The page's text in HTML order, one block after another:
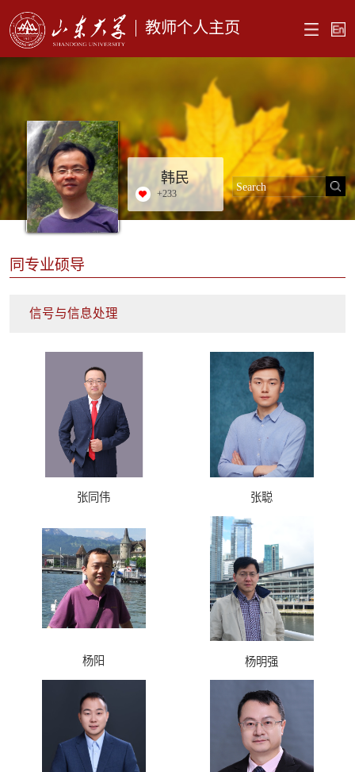
教师个人主页
韩民
+233
同专业硕导
信号与信息处理
张同伟 张聪
杨阳 杨明强